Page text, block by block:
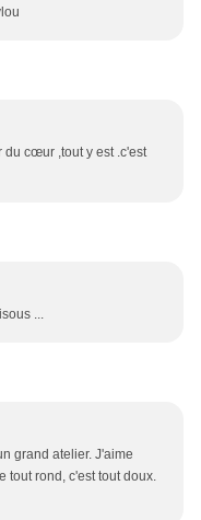
du cœur ,tout y est .c'est
...
grand atelier. J'aime
tout rond, c'est tout doux.